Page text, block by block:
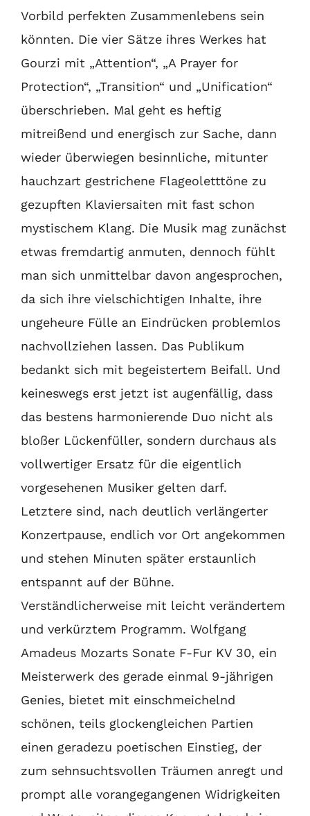
Vorbild perfekten Zusammenlebens sein
könnten. Die vier Sätze ihres Werkes hat
Gourzi mit „Attention“, „A Prayer for
Protection“, „Transition“ und „Unification“
überschrieben. Mal geht es heftig
mitreißend und energisch zur Sache, dann
wieder überwiegen besinnliche, mitunter
hauchzart gestrichene Flageoletttöne zu
gezupften Klaviersaiten mit fast schon
mystischem Klang. Die Musik mag zunächst
etwas fremdartig anmuten, dennoch fühlt
man sich unmittelbar davon angesprochen,
da sich ihre vielschichtigen Inhalte, ihre
ungeheure Fülle an Eindrücken problemlos
nachvollziehen lassen. Das Publikum
bedankt sich mit begeistertem Beifall. Und
keineswegs erst jetzt ist augenfällig, dass
das bestens harmonierende Duo nicht als
bloßer Lückenfüller, sondern durchaus als
vollwertiger Ersatz für die eigentlich
vorgesehenen Musiker gelten darf.
Letztere sind, nach deutlich verlängerter
Konzertpause, endlich vor Ort angekommen
und stehen Minuten später erstaunlich
entspannt auf der Bühne.
Verständlicherweise mit leicht verändertem
und verkürztem Programm. Wolfgang
Amadeus Mozarts Sonate F-Fur KV 30, ein
Meisterwerk des gerade einmal 9-jährigen
Genies, bietet mit einschmeichelnd
schönen, teils glockengleichen Partien
einen geradezu poetischen Einstieg, der
zum sehnsuchtsvollen Träumen anregt und
prompt alle vorangegangenen Widrigkeiten